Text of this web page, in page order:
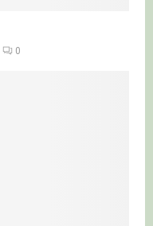
0